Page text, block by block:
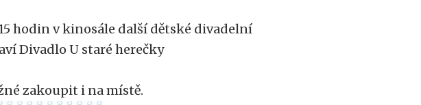
hodin v kinosále další dětské divadelní
Divadlo U staré herečky
zakoupit i na místě.